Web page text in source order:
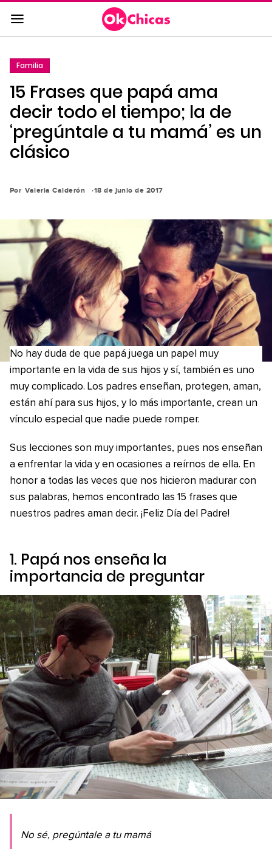
Saltar
al
contenido
la
navegación
principal
Familia
15 Frases que papá ama
decir todo el tiempo; la de
‘pregúntale a tu mamá’ es un
clásico
Por Valeria Calderón 18 de junio de 2017
No hay duda de que papá juega un papel muy
importante en la vida de sus hijos y sí, también es uno
muy complicado. Los padres enseñan, protegen, aman,
están ahí para sus hijos, y lo más importante, crean un
vínculo especial que nadie puede romper.
Sus lecciones son muy importantes, pues nos enseñan
a enfrentar la vida y en ocasiones a reírnos de ella. En
honor a todas las veces que nos hicieron madurar con
sus palabras, hemos encontrado las 15 frases que
nuestros padres aman decir. ¡Feliz Día del Padre!
1. Papá nos enseña la
importancia de preguntar
No sé, pregúntale a tu mamá